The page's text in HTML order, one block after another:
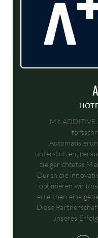
Mit ADDITIVE
unterstützen,
zielgerichtetes
Durch die
optimieren wir
erreichen eine
Diese
unseres